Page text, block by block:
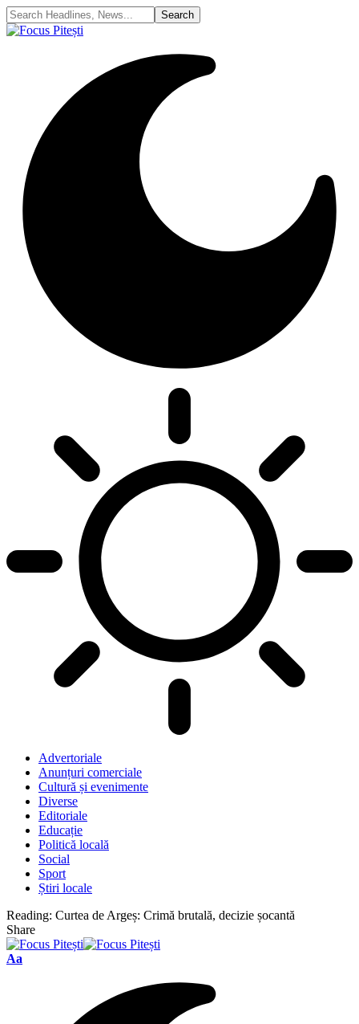
Advertoriale
Anunțuri comerciale
Cultură și evenimente
Diverse
Editoriale
Educație
Politică locală
Social
Sport
Știri locale
Reading: Curtea de Argeș: Crimă brutală, decizie șocantă
Share
Font
Aa